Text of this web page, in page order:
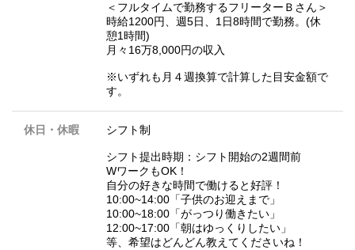
＜フルタイムで勤務するフリーターＢさん＞
時給1200円、週5日、1日8時間で勤務。(休
憩1時間)
月々16万8,000円の収入
※いずれも月４週換算で計算した目安金額で
す。
休日・休暇 シフト制
シフト提出時期：シフト開始の2週間前
WワークもOK！
自分の好きな時間で働けると好評！
10:00~14:00「子供のお迎えまで」
10:00~18:00「がっつり働きたい」
12:00~17:00「朝はゆっくりしたい」
等、希望はどんどん教えてくださいね！